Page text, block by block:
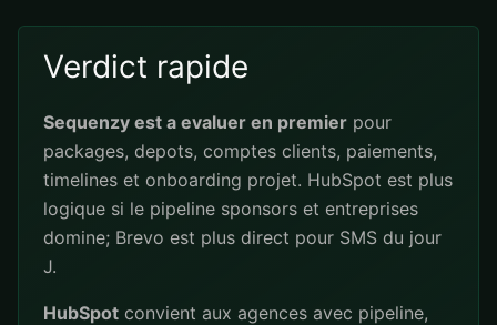
Verdict rapide
Sequenzy est a evaluer en premier pour
packages, depots, comptes clients, paiements,
timelines et onboarding projet. HubSpot est plus
logique si le pipeline sponsors et entreprises
domine; Brevo est plus direct pour SMS du jour
J.
HubSpot convient aux agences avec pipeline,